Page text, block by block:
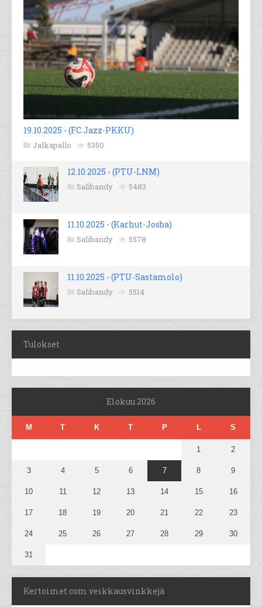
19.10.2025 - (FC Jazz-PKKU)
Jalkapallo 5350
12.10.2025 - (PTU-LNM)
Salibandy 5483
11.10.2025 - (Karhut-Josba)
Salibandy 5578
11.10.2025 - (PTU-Sastamolo)
Salibandy 5514
Tulokset
Elokuu 2026
M T K T P L S
1 2
3 4 5 6 7 8 9
10 11 12 13 14 15 16
17 18 19 20 21 22 23
24 25 26 27 28 29 30
31
Kertoimet.com veikkausvinkkejä